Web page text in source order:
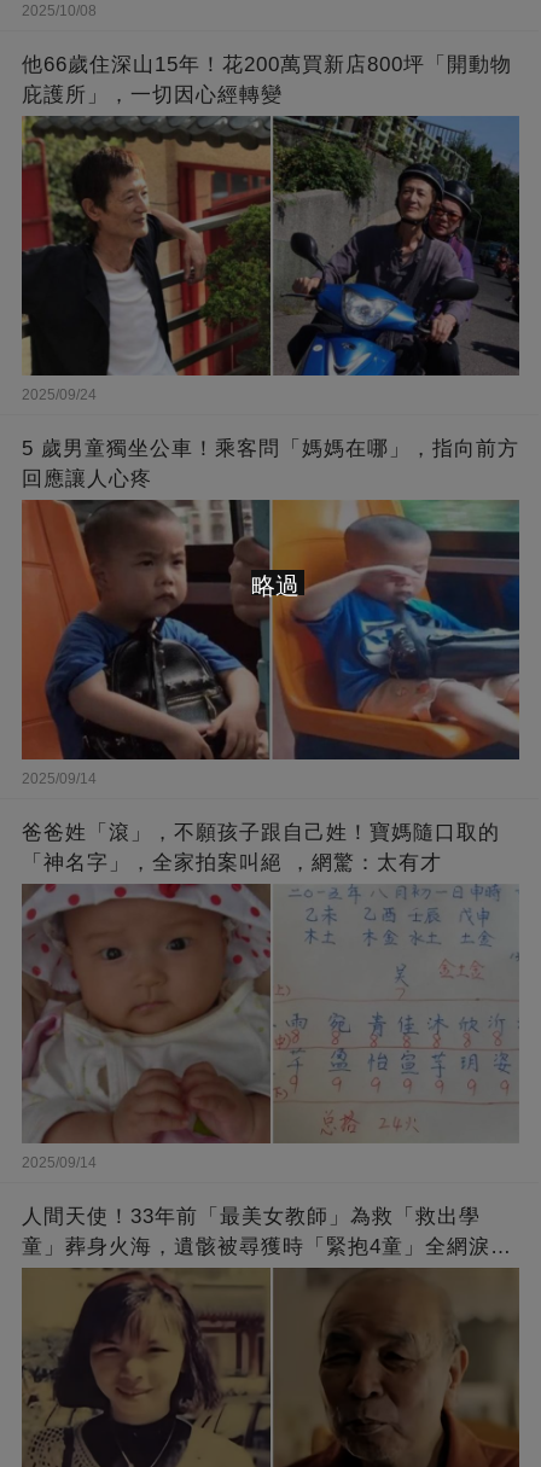
2025/10/08
他66歲住深山15年！花200萬買新店800坪「開動物
庇護所」，一切因心經轉變
2025/09/24
5 歲男童獨坐公車！乘客問「媽媽在哪」，指向前方
回應讓人心疼
2025/09/14
爸爸姓「滾」，不願孩子跟自己姓！寶媽隨口取的
「神名字」，全家拍案叫絕 ，網驚：太有才
2025/09/14
人間天使！33年前「最美女教師」為救「救出學
童」葬身火海，遺骸被尋獲時「緊抱4童」全網淚
崩：真正的英雄不該被遺忘
略過